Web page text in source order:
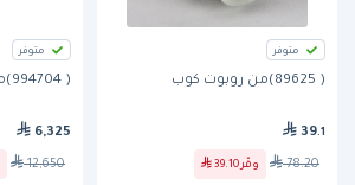
متوفر
( 89625)من روبوت كوب
39.1
78.20 وفّر 39.10
متوفر
( 994704)من ترو
6,325
12,650